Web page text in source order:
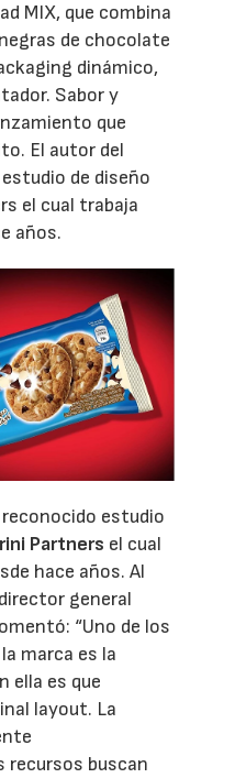
MIX, que combina
de chocolate
dinámico,
Sabor y
que
El autor del
de diseño
el cual trabaja
años.
estudio
Partners el cual
hace años. Al
general
“Uno de los
marca es la
ella es que
layout. La
recursos buscan